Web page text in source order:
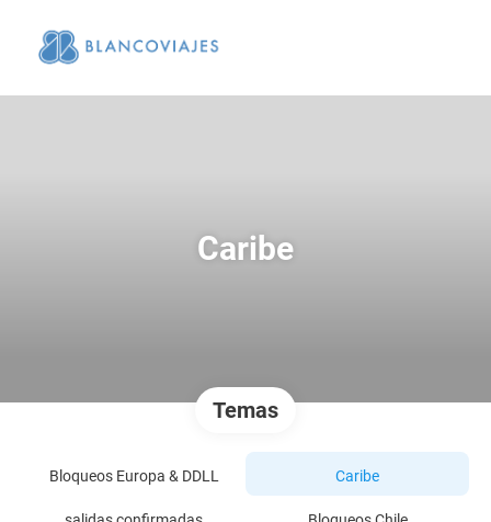
Caribe
Temas
Bloqueos Europa & DDLL Caribe